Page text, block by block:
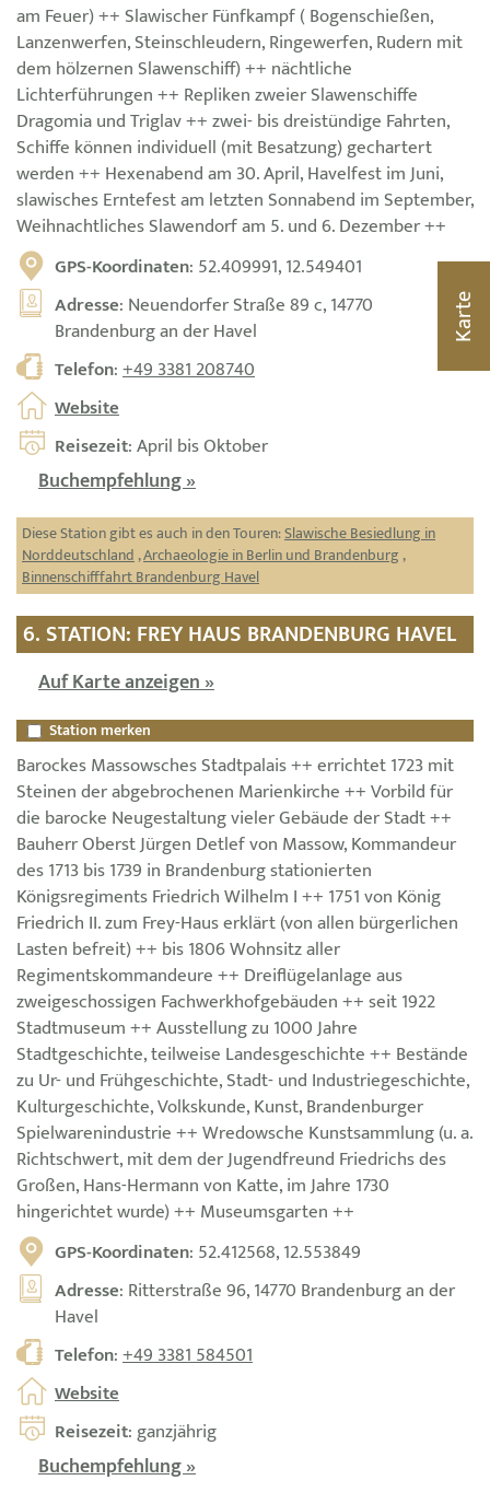
am Feuer) ++ Slawischer Fünfkampf ( Bogenschießen,
Lanzenwerfen, Steinschleudern, Ringewerfen, Rudern mit
dem hölzernen Slawenschiff) ++ nächtliche
Lichterführungen ++ Repliken zweier Slawenschiffe
Dragomia und Triglav ++ zwei- bis dreistündige Fahrten,
Schiffe können individuell (mit Besatzung) gechartert
werden ++ Hexenabend am 30. April, Havelfest im Juni,
slawisches Erntefest am letzten Sonnabend im September,
Weihnachtliches Slawendorf am 5. und 6. Dezember ++
GPS-Koordinaten: 52.409991, 12.549401
Adresse: Neuendorfer Straße 89 c, 14770
Brandenburg an der Havel
Telefon:+49 3381 208740
Website
Reisezeit: April bis Oktober
Buchempfehlung »
Diese Station gibt es auch in den Touren:Slawische Besiedlung in
Norddeutschland,Archaeologie in Berlin und Brandenburg ,
Binnenschifffahrt Brandenburg Havel
6. STATION: FREY HAUS BRANDENBURG HAVEL
Auf Karte anzeigen »
Station merken
Barockes Massowsches Stadtpalais ++ errichtet 1723 mit
Steinen der abgebrochenen Marienkirche ++ Vorbild für
die barocke Neugestaltung vieler Gebäude der Stadt ++
Bauherr Oberst Jürgen Detlef von Massow, Kommandeur
des 1713 bis 1739 in Brandenburg stationierten
Königsregiments Friedrich Wilhelm I ++ 1751 von König
Friedrich II. zum Frey-Haus erklärt (von allen bürgerlichen
Lasten befreit) ++ bis 1806 Wohnsitz aller
Regimentskommandeure ++ Dreiflügelanlage aus
zweigeschossigen Fachwerkhofgebäuden ++ seit 1922
Stadtmuseum ++ Ausstellung zu 1000 Jahre
Stadtgeschichte, teilweise Landesgeschichte ++ Bestände
zu Ur- und Frühgeschichte, Stadt- und Industriegeschichte,
Kulturgeschichte, Volkskunde, Kunst, Brandenburger
Spielwarenindustrie ++ Wredowsche Kunstsammlung (u. a.
Richtschwert, mit dem der Jugendfreund Friedrichs des
Großen, Hans-Hermann von Katte, im Jahre 1730
hingerichtet wurde) ++ Museumsgarten ++
GPS-Koordinaten: 52.412568, 12.553849
Adresse: Ritterstraße 96, 14770 Brandenburg an der
Havel
Telefon:+49 3381 584501
Website
Reisezeit: ganzjährig
Buchempfehlung »
Karte